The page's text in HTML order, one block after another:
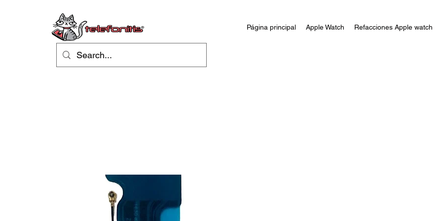
Página principal Apple Watch Refacciones Apple watch